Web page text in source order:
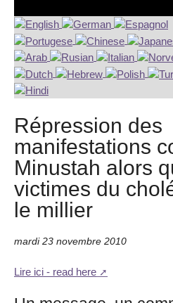
Répression des
manifestations
Minustah alors
victimes du
le millier
mardi 23 novembre 2010
Lire ici - read here